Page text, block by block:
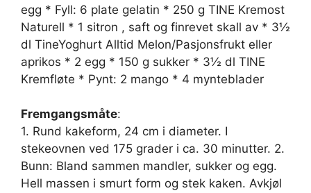
egg * Fyll: 6 plate gelatin * 250 g TINE Kremost
Naturell * 1 sitron , saft og finrevet skall av * 3½
dl TineYoghurt Alltid Melon/Pasjonsfrukt eller
aprikos * 2 egg * 150 g sukker * 3½ dl TINE
Kremfløte * Pynt: 2 mango * 4 mynteblader
Fremgangsmåte:
1. Rund kakeform, 24 cm i diameter. I
stekeovnen ved 175 grader i ca. 30 minutter. 2.
Bunn: Bland sammen mandler, sukker og egg.
Hell massen i smurt form og stek kaken. Avkjøl